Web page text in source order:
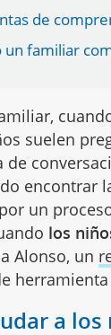
de
familiar
suelen
encontrar
un
los
Alonso, un
a